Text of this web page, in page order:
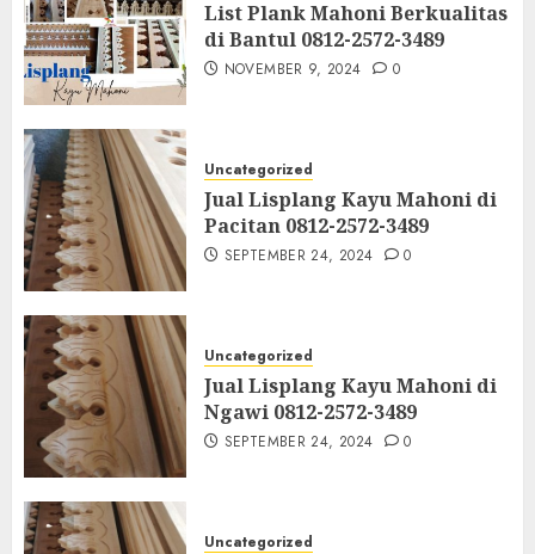
List Plank Mahoni Berkualitas
di Bantul 0812-2572-3489
NOVEMBER 9, 2024 0
Uncategorized
Jual Lisplang Kayu Mahoni di
Pacitan 0812-2572-3489
SEPTEMBER 24, 2024 0
Uncategorized
Jual Lisplang Kayu Mahoni di
Ngawi 0812-2572-3489
SEPTEMBER 24, 2024 0
Uncategorized